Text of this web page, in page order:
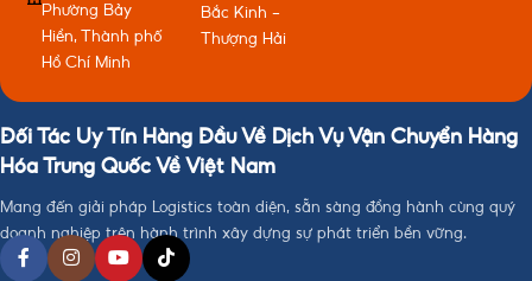
Phường Bảy
Hiền, Thành phố
Hồ Chí Minh
Bắc Kinh -
Thượng Hải
Đối Tác Uy Tín Hàng Đầu Về Dịch Vụ Vận Chuyển Hàng
Hóa Trung Quốc Về Việt Nam
Mang đến giải pháp Logistics toàn diện, sẵn sàng đồng hành cùng quý
doanh nghiệp trên hành trình xây dựng sự phát triển bền vững.